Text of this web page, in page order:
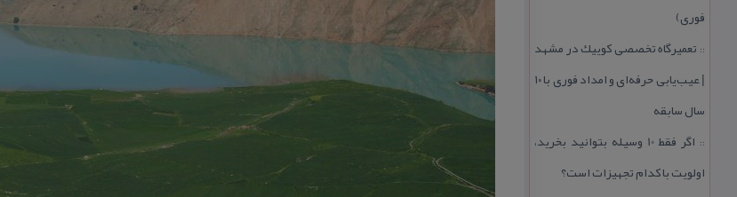
فوری)
:: تعمیرگاه تخصصی كوییك در مشهد
| عیب‌یابی حرفه‌ای و امداد فوری با ۱۰
سال سابقه
::
اگر فقط 10 وسیله بتوانید بخرید،
اولویت با كدام تجهیزات است؟